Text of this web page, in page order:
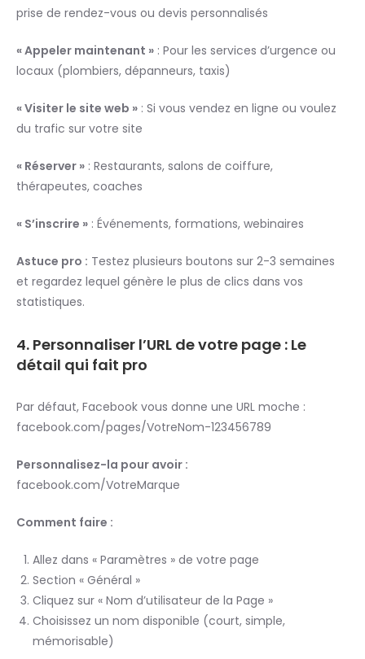
prise de rendez-vous ou devis personnalisés
« Appeler maintenant » : Pour les services d’urgence ou
locaux (plombiers, dépanneurs, taxis)
« Visiter le site web » : Si vous vendez en ligne ou voulez
du trafic sur votre site
« Réserver » : Restaurants, salons de coiffure,
thérapeutes, coaches
« S’inscrire » : Événements, formations, webinaires
Astuce pro : Testez plusieurs boutons sur 2-3 semaines
et regardez lequel génère le plus de clics dans vos
statistiques.
4. Personnaliser l’URL de votre page : Le
détail qui fait pro
Par défaut, Facebook vous donne une URL moche :
facebook.com/pages/VotreNom-123456789
Personnalisez-la pour avoir :
facebook.com/VotreMarque
Comment faire :
Allez dans « Paramètres » de votre page
Section « Général »
Cliquez sur « Nom d’utilisateur de la Page »
Choisissez un nom disponible (court, simple,
mémorisable)